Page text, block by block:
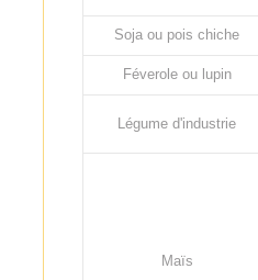
Soja ou pois chiche
Féverole ou lupin
Légume d'industrie
Maïs